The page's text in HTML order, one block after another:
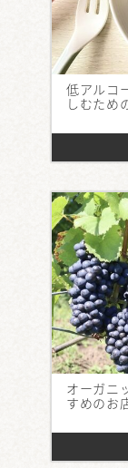
低アルコ
しむため
オーガニ
すめのお